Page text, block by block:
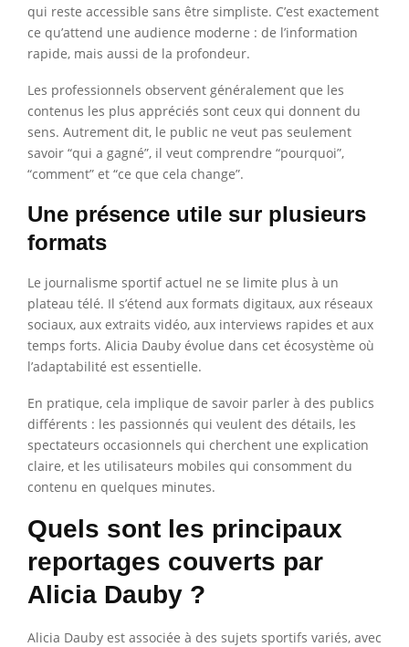
qui reste accessible sans être simpliste. C’est exactement
ce qu’attend une audience moderne : de l’information
rapide, mais aussi de la profondeur.
Les professionnels observent généralement que les
contenus les plus appréciés sont ceux qui donnent du
sens. Autrement dit, le public ne veut pas seulement
savoir “qui a gagné”, il veut comprendre “pourquoi”,
“comment” et “ce que cela change”.
Une présence utile sur plusieurs
formats
Le journalisme sportif actuel ne se limite plus à un
plateau télé. Il s’étend aux formats digitaux, aux réseaux
sociaux, aux extraits vidéo, aux interviews rapides et aux
temps forts. Alicia Dauby évolue dans cet écosystème où
l’adaptabilité est essentielle.
En pratique, cela implique de savoir parler à des publics
différents : les passionnés qui veulent des détails, les
spectateurs occasionnels qui cherchent une explication
claire, et les utilisateurs mobiles qui consomment du
contenu en quelques minutes.
Quels sont les principaux
reportages couverts par
Alicia Dauby ?
Alicia Dauby est associée à des sujets sportifs variés, avec